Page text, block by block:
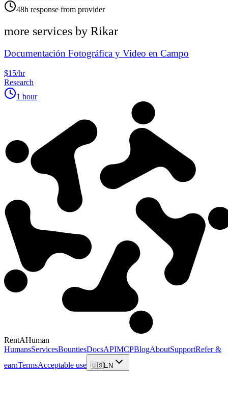
48h response from provider
more services by Rikar
Documentación Fotográfica y Video en Campo
$15/hr
Research
1 hour
RentAHuman
HumansServicesBountiesDocsAPIMCPBlogAboutSupportRefer &
earnTermsAcceptable use 🇺🇸EN